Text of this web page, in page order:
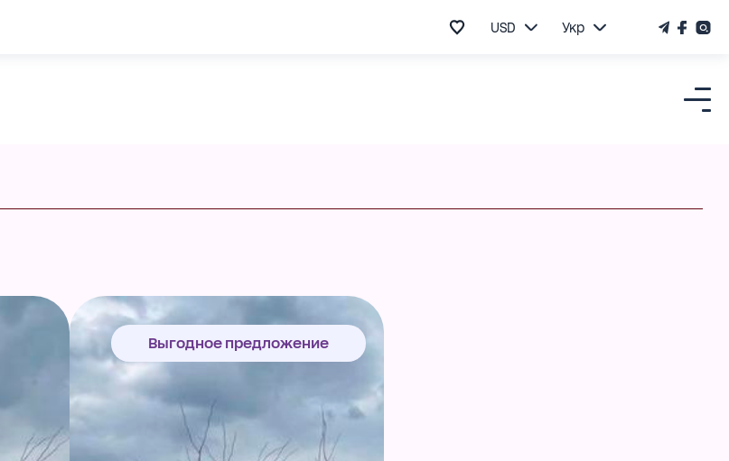
USD Укр
Выгодное предложение